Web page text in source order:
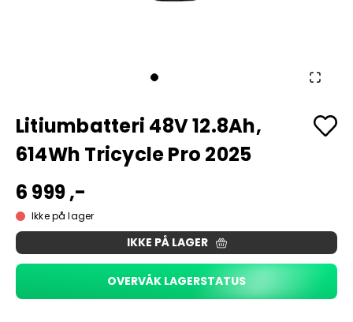
Litiumbatteri 48V 12.8Ah,
614Wh Tricycle Pro 2025
6 999 ,-
Ikke på lager
IKKE PÅ LAGER
OVERVÅK LAGERSTATUS